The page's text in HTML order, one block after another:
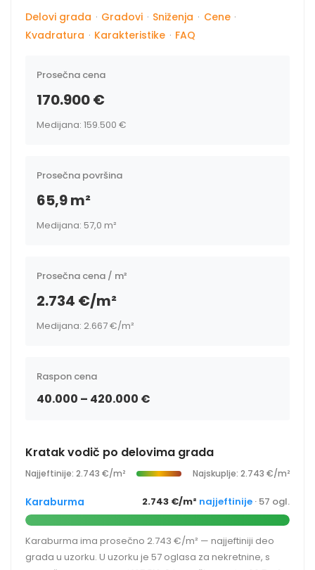
Delovi grada · Gradovi · Sniženja · Cene ·
Kvadratura · Karakteristike · FAQ
Prosečna cena
170.900 €
Medijana: 159.500 €
Prosečna površina
65,9 m²
Medijana: 57,0 m²
Prosečna cena / m²
2.734 €/m²
Medijana: 2.667 €/m²
Raspon cena
40.000 – 420.000 €
Kratak vodič po delovima grada
Najjeftinije: 2.743 €/m² Najskuplje: 2.743 €/m²
Karaburma 2.743 €/m² najjeftinije · 57 ogl.
Karaburma ima prosečno 2.743 €/m² — najjeftiniji deo
grada u uzorku. U uzorku je 57 oglasa za nekretnine, s